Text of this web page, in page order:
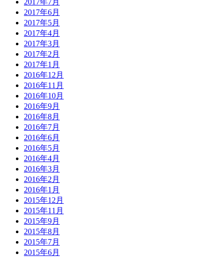
2017年7月
2017年6月
2017年5月
2017年4月
2017年3月
2017年2月
2017年1月
2016年12月
2016年11月
2016年10月
2016年9月
2016年8月
2016年7月
2016年6月
2016年5月
2016年4月
2016年3月
2016年2月
2016年1月
2015年12月
2015年11月
2015年9月
2015年8月
2015年7月
2015年6月